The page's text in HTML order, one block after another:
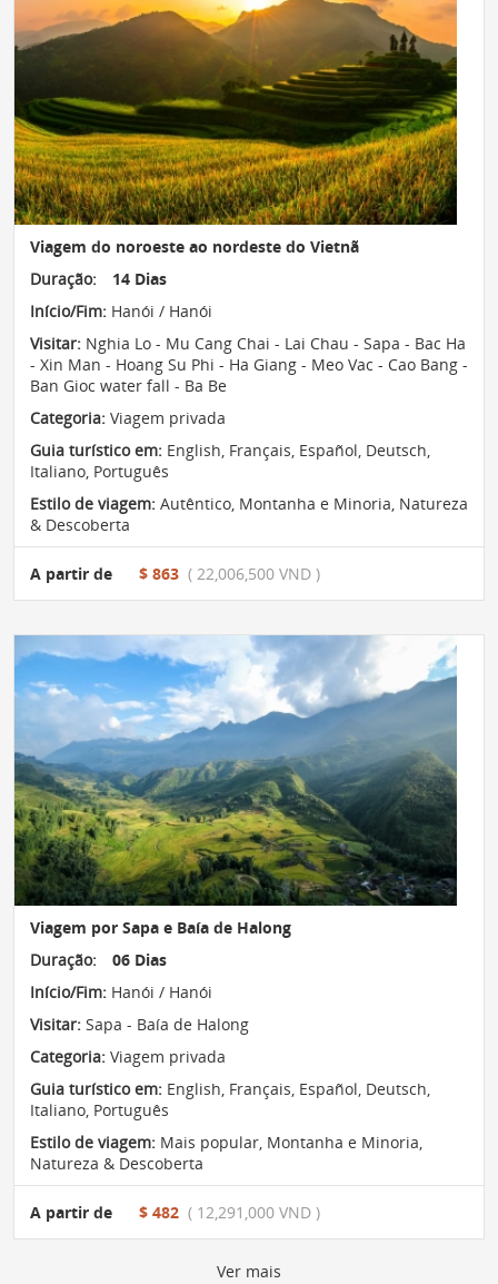
Viagem do noroeste ao nordeste do Vietnã
Duração:
14 Dias
Início/Fim: Hanói / Hanói
Visitar: Nghia Lo - Mu Cang Chai - Lai Chau - Sapa - Bac Ha
- Xin Man - Hoang Su Phi - Ha Giang - Meo Vac - Cao Bang -
Ban Gioc water fall - Ba Be
Categoria: Viagem privada
Guia turístico em: English, Français, Español, Deutsch,
Italiano, Português
Estilo de viagem: Autêntico, Montanha e Minoria, Natureza
& Descoberta
A partir de $ 863 ( 22,006,500 VND )
Viagem por Sapa e Baía de Halong
Duração:
06 Dias
Início/Fim: Hanói / Hanói
Visitar: Sapa - Baía de Halong
Categoria: Viagem privada
Guia turístico em: English, Français, Español, Deutsch,
Italiano, Português
Estilo de viagem: Mais popular, Montanha e Minoria,
Natureza & Descoberta
A partir de $ 482 ( 12,291,000 VND )
Ver mais